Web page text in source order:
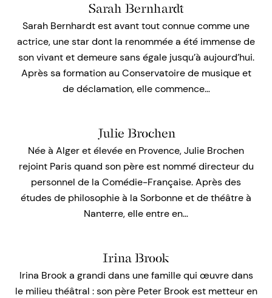
Sarah Bernhardt
Sarah Bernhardt est avant tout connue comme une
actrice, une star dont la renommée a été immense de
son vivant et demeure sans égale jusqu’à aujourd’hui.
Après sa formation au Conservatoire de musique et
de déclamation, elle commence…
Julie Brochen
Née à Alger et élevée en Provence, Julie Brochen
rejoint Paris quand son père est nommé directeur du
personnel de la Comédie-Française. Après des
études de philosophie à la Sorbonne et de théâtre à
Nanterre, elle entre en…
Irina Brook
Irina Brook a grandi dans une famille qui œuvre dans
le milieu théâtral : son père Peter Brook est metteur en